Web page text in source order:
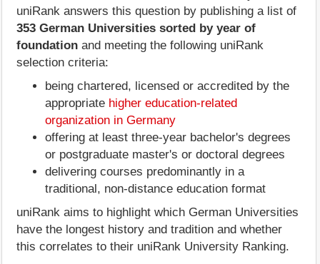
uniRank answers this question by publishing a list of
353 German Universities sorted by year of
foundation and meeting the following uniRank
selection criteria:
being chartered, licensed or accredited by the
appropriate higher education-related
organization in Germany
offering at least three-year bachelor's degrees
or postgraduate master's or doctoral degrees
delivering courses predominantly in a
traditional, non-distance education format
uniRank aims to highlight which German Universities
have the longest history and tradition and whether
this correlates to their uniRank University Ranking.